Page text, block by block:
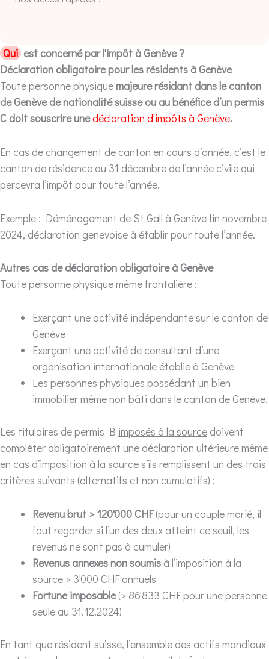
Qui est concerné par l'impôt à Genève ?
Déclaration obligatoire pour les résidents à Genève
Toute personne physiquemajeure résidant dans le canton
de Genève de nationalité suisse ou au bénéfice d’un permis
C doit souscrire unedéclaration d'impôts à Genève.
En cas de changement de canton en cours d’année, c’est le
canton de résidence au 31 décembre de l’année civile qui
percevra l’impôt pour toute l’année.
Exemple : Déménagement de St Gall à Genève fin novembre
2024, déclaration genevoise à établir pour toute l’année.
Autres cas de déclaration obligatoire à Genève
Toute personne physique même frontalière :
Exerçant une activité indépendante sur le canton de
Genève
Exerçant une activité de consultant d’une
organisation internationale établie à Genève
Les personnes physiques possédant un bien
immobilier même non bâti dans le canton de Genève.
Les titulaires de permis B imposés à la source doivent
compléter obligatoirement une déclaration ultérieure même
en cas d’imposition à la source s’ils remplissent un des trois
critères suivants (alternatifs et non cumulatifs) :
Revenu brut > 120'000 CHF(pour un couple marié, il
faut regarder si l’un des deux atteint ce seuil, les
revenus ne sont pas à cumuler)
Revenus annexes non soumis à l’imposition à la
source > 3'000 CHF annuels
Fortune imposable(> 86'833 CHF pour une personne
seule au 31.12.2024)
En tant que résident suisse, l’ensemble des actifs mondiaux